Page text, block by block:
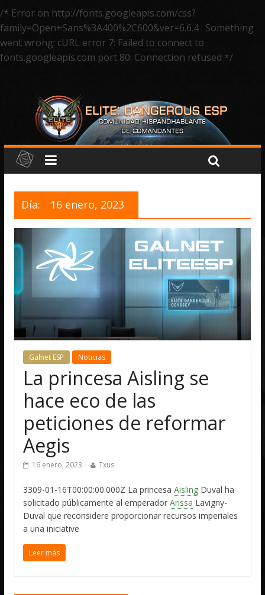
/* Error on http://fonts.googleapis.com/css?
family=Open+Sans%3A400%2C600&ver=6.6.4 : Something
went wrong: cURL error 7: Failed to connect to
fonts.googleapis.com port 80: Connection refused */
Día: 16 enero, 2023
Galnet ESP Noticias
La princesa Aisling se
hace eco de las
peticiones de reformar
Aegis
16 enero, 2023 Txus
3309-01-16T00:00:00.000Z La princesaAisling Duval ha
solicitado públicamente al emperadorArissa Lavigny-
Duval que reconsidere proporcionar recursos imperiales
a una iniciative
Leer más